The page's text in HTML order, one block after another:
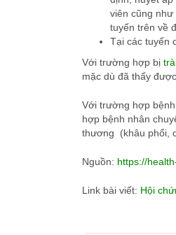
viên cũng
tuyến trên về
Tại các tuyến
Với trường hợp bị
mặc dù đã thấy
Với trường hợp
hợp bệnh nhân
thương (khâu phổi,
Nguồn: https://
Link bài viết: Hội